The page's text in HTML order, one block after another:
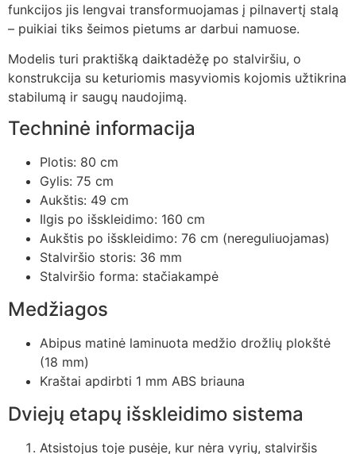
funkcijos jis lengvai transformuojamas į pilnavertį stalą
– puikiai tiks šeimos pietums ar darbui namuose.
Modelis turi praktišką daiktadėžę po stalviršiu, o
konstrukcija su keturiomis masyviomis kojomis užtikrina
stabilumą ir saugų naudojimą.
Techninė informacija
Plotis: 80 cm
Gylis: 75 cm
Aukštis: 49 cm
Ilgis po išskleidimo: 160 cm
Aukštis po išskleidimo: 76 cm (nereguliuojamas)
Stalviršio storis: 36 mm
Stalviršio forma: stačiakampė
Medžiagos
Abipus matinė laminuota medžio drožlių plokštė
(18 mm)
Kraštai apdirbti 1 mm ABS briauna
Dviejų etapų išskleidimo sistema
Atsistojus toje pusėje, kur nėra vyrių, stalviršis